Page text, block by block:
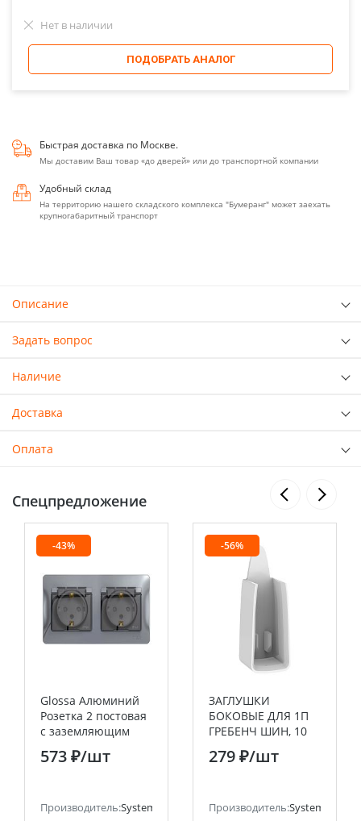
Нет в наличии
ПОДОБРАТЬ АНАЛОГ
Быстрая доставка по Москве.
Мы доставим Ваш товар «до дверей» или до транспортной компании
Удобный склад
На территорию нашего складского комплекса "Бумеранг" может заехать
крупногабаритный транспорт
Описание
Задать вопрос
Наличие
Доставка
Оплата
Спецпредложение
(ранее Schneider Electric)
-43%
Glossa Алюминий
Розетка 2 постовая
с заземляющим
контактом, со
шторками (в сборе
(Schneider Electric)
573 ₽/шт
Производитель:Systeme Electric (ранее Schneider Electric)
-56%
ЗАГЛУШКИ
БОКОВЫЕ ДЛЯ 1П
ГРЕБЕНЧ ШИН, 10
279 ₽/шт
Производитель:Systeme